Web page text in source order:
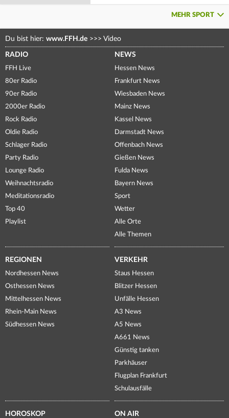
MEHR SPORT
Du bist hier: www.FFH.de >>> Video
RADIO
FFH Live
80er Radio
90er Radio
2000er Radio
Rock Radio
Oldie Radio
Schlager Radio
Party Radio
Lounge Radio
Weihnachtsradio
Meditationsradio
Top 40
Playlist
NEWS
Hessen News
Frankfurt News
Wiesbaden News
Mainz News
Kassel News
Darmstadt News
Offenbach News
Gießen News
Fulda News
Bayern News
Sport
Wetter
Alle Orte
Alle Themen
REGIONEN
Nordhessen News
Osthessen News
Mittelhessen News
Rhein-Main News
Südhessen News
VERKEHR
Staus Hessen
Blitzer Hessen
Unfälle Hessen
A3 News
A5 News
A661 News
Günstig tanken
Parkhäuser
Flugplan Frankfurt
Schulausfälle
HOROSKOP ON AIR